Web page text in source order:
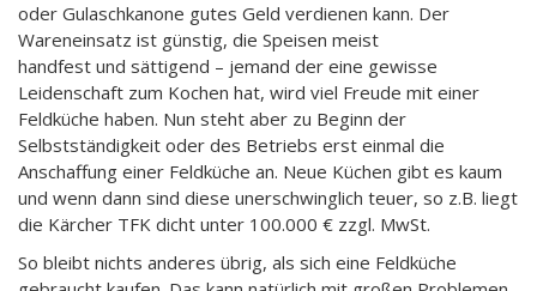
oder Gulaschkanone gutes Geld verdienen kann. Der
Wareneinsatz ist günstig, die Speisen meist
handfest und sättigend – jemand der eine gewisse
Leidenschaft zum Kochen hat, wird viel Freude mit einer
Feldküche haben. Nun steht aber zu Beginn der
Selbstständigkeit oder des Betriebs erst einmal die
Anschaffung einer Feldküche an. Neue Küchen gibt es kaum
und wenn dann sind diese unerschwinglich teuer, so z.B. liegt
die Kärcher TFK dicht unter 100.000 € zzgl. MwSt.
So bleibt nichts anderes übrig, als sich eine Feldküche